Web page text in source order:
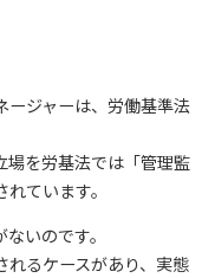
ージャーは、労働基準法
場を労基法では「管理監
ています。
いのです。
れるケースがあり、実態